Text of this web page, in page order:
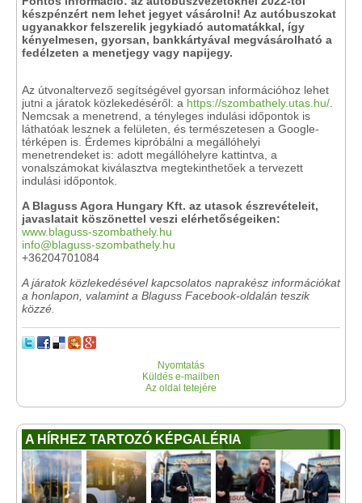
készpénzért nem lehet jegyet vásárolni! Az autóbuszokat
ugyanakkor felszerelik jegykiadó automatákkal, így
kényelmesen, gyorsan, bankkártyával megvásárolható a
fedélzeten a menetjegy vagy napijegy.
Az útvonaltervező segítségével gyorsan információhoz lehet
jutni a járatok közlekedéséről: a https://szombathely.utas.hu/
Nemcsak a menetrend, a tényleges indulási időpontok is
láthatóak lesznek a felületen, és természetesen a Google-
térképen is. Érdemes kipróbálni a megállóhelyi
menetrendeket is: adott megállóhelyre kattintva, a
vonalszámokat kiválasztva megtekinthetőek a tervezett
indulási időpontok.
A Blaguss Agora Hungary Kft. az utasok észrevételeit,
javaslatait köszönettel veszi elérhetőségeiken:
www.blaguss-szombathely.hu
info@blaguss-szombathely.hu
+36204701084
A járatok közlekedésével kapcsolatos naprakész információkat
a honlapon, valamint a Blaguss Facebook-oldalán teszik
közzé.
Nyomtatás
Küldés e-mailben
Az oldal tetejére
A HÍRHEZ TARTOZÓ KÉPGALÉRIA